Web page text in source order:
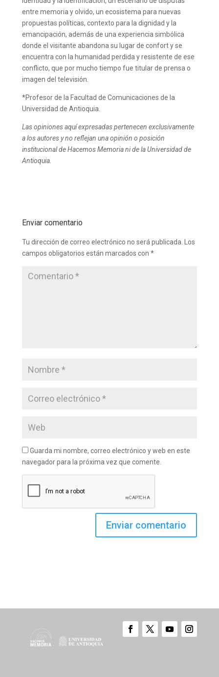
entre memoria y olvido, un ecosistema para nuevas
propuestas políticas, contexto para la dignidad y la
emancipación, además de una experiencia simbólica
donde el visitante abandona su lugar de confort y se
encuentra con la humanidad perdida y resistente de ese
conflicto, que por mucho tiempo fue titular de prensa o
imagen del televisión.
*Profesor de la Facultad de Comunicaciones de la
Universidad de Antioquia.
Las opiniones aquí expresadas pertenecen exclusivamente
a los autores y no reflejan una opinión o posición
institucional de Hacemos Memoria ni de la Universidad de
Antioquia.
Enviar comentario
Tu dirección de correo electrónico no será publicada.
Los
campos obligatorios están marcados con *
Guarda mi nombre, correo electrónico y web en este
navegador para la próxima vez que comente.